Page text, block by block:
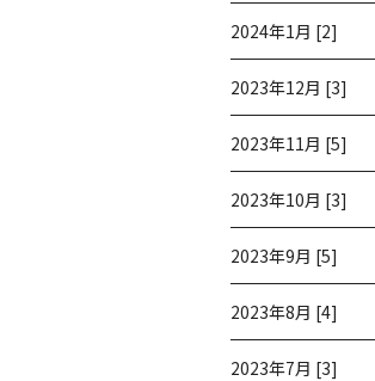
2024年1月 [2]
2023年12月 [3]
2023年11月 [5]
2023年10月 [3]
2023年9月 [5]
2023年8月 [4]
2023年7月 [3]